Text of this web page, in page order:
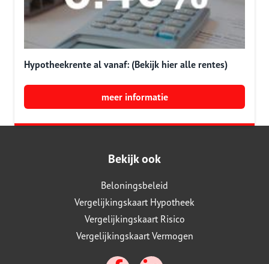
Hypotheekrente al vanaf: (Bekijk hier alle rentes)
meer informatie
Bekijk ook
Beloningsbeleid
Vergelijkingskaart Hypotheek
Vergelijkingskaart Risico
Vergelijkingskaart Vermogen